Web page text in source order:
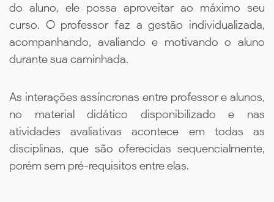
do aluno, ele possa aproveitar ao máximo seu
curso. O professor faz a gestão individualizada,
acompanhando, avaliando e motivando o aluno
durante sua caminhada.
As interações assíncronas entre professor e alunos,
no material didático disponibilizado e nas
atividades avaliativas acontece em todas as
disciplinas, que são oferecidas sequencialmente,
porém sem pré-requisitos entre elas.